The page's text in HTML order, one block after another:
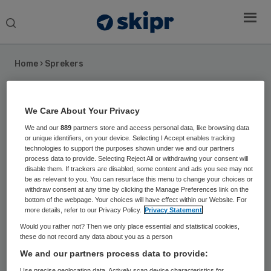
Search
Home › Sprekers
Prof. Annemieke Roobeek
Professor Strategie en
Transformatiemanagement, Nyenrode
Business Universiteit
Prof. Annemieke Roobeek ontwikkelt business
ecosystemen rondom uitdagende problemen zoals
een gezonde maatschappij, de circulaire economie
en Feeding Megacities. Zij heeft met haar bedrijf
MeetingMoreMinds een interactieve stijl van werken
om met publieke en private organisaties aan
We Care About Your Privacy
We and our889 partners store and access personal data, like browsing data
or unique identifiers, on your device. Selecting I Accept enables tracking
technologies to support the purposes shown under we and our partners
process data to provide. Selecting Reject All or withdrawing your consent will
disable them. If trackers are disabled, some content and ads you see may not
be as relevant to you. You can resurface this menu to change your choices or
withdraw consent at any time by clicking the Manage Preferences link on the
bottom of the webpage. Your choices will have effect within our Website. For
more details, refer to our Privacy Policy.
Privacy Statement
Would you rather not? Then we only place essential and statistical cookies,
these do not record any data about you as a person
We and our partners process data to provide: